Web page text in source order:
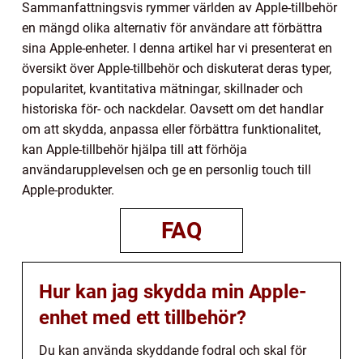
Sammanfattningsvis rymmer världen av Apple-tillbehör
en mängd olika alternativ för användare att förbättra
sina Apple-enheter. I denna artikel har vi presenterat en
översikt över Apple-tillbehör och diskuterat deras typer,
popularitet, kvantitativa mätningar, skillnader och
historiska för- och nackdelar. Oavsett om det handlar
om att skydda, anpassa eller förbättra funktionalitet,
kan Apple-tillbehör hjälpa till att förhöja
användarupplevelsen och ge en personlig touch till
Apple-produkter.
FAQ
Hur kan jag skydda min Apple-
enhet med ett tillbehör?
Du kan använda skyddande fodral och skal för